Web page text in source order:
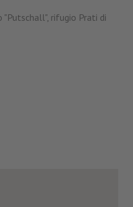
"Putschall", rifugio Prati di